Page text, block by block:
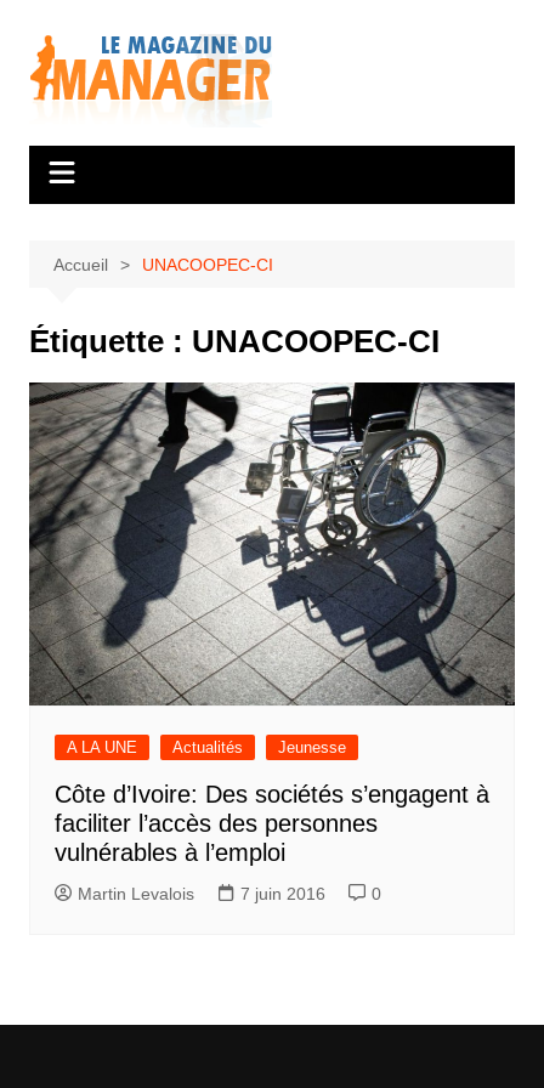
contenu
Accueil UNACOOPEC-CI
Étiquette : UNACOOPEC-CI
A LA UNE Actualités Jeunesse
Côte d’Ivoire: Des sociétés s’engagent à
faciliter l’accès des personnes
vulnérables à l’emploi
Martin Levalois 7 juin 2016 0